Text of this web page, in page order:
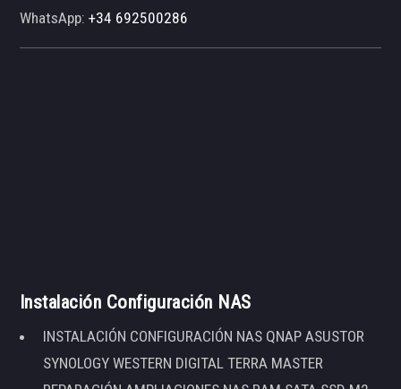
WhatsApp:+34 692500286
Instalación Configuración NAS
INSTALACIÓN CONFIGURACIÓN NAS QNAP ASUSTOR
SYNOLOGY WESTERN DIGITAL TERRA MASTER